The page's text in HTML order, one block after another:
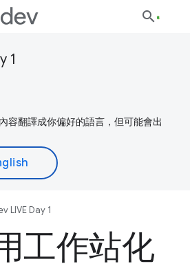
1
容翻譯成你偏好的語言，但可能會出
LIVE Day 1
工作站化